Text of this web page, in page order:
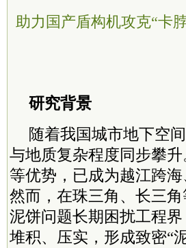
助力国产盾构机攻克“卡
研究背景
随着我国城市地下空
与地质复杂程度同步攀
等优势，已成为越江跨
然而，在珠三角、长三
泥饼问题长期困扰工程
堆积、压实，形成致密“